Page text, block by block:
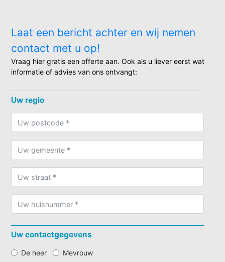
Laat een bericht achter en wij nemen
contact met u op!
Vraag hier gratis een offerte aan. Ook als u liever eerst wat
informatie of advies van ons ontvangt:
Uw regio
Uw contactgegevens
De heer Mevrouw